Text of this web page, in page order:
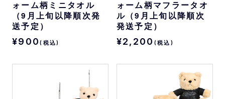
ォーム柄ミニタオル
（9月上旬以降順次発
送予定）
¥900(税込)
ォーム柄マフラータオ
ル（9月上旬以降順次
発送予定）
¥2,200 (税込)